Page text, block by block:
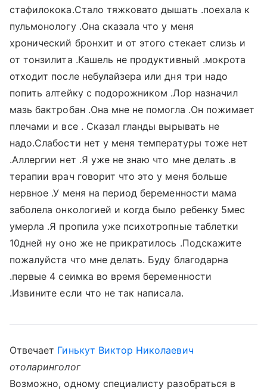
стафилокока.Стало тяжковато дышать .поехала к
пульмонологу .Она сказала что у меня
хронический бронхит и от этого стекает слизь и
от тонзилита .Кашель не продуктивный .мокрота
отходит после небулайзера или дня три надо
попить алтейку с подорожником .Лор назначил
мазь бактробан .Она мне не помогла .Он пожимает
плечами и все . Сказал гланды вырывать не
надо.Слабости нет у меня температуры тоже нет
.Аллергии нет .Я уже не знаю что мне делать .в
терапии врач говорит что это у меня больше
нервное .У меня на период беременности мама
заболела онкологией и когда было ребенку 5мес
умерла .Я пропила уже психотропные таблетки
10дней ну оно же не прикратилось .Подскажите
пожалуйста что мне делать. Буду благодарна
.первые 4 сеимка во время беременности
.Извините если что не так написала.
Отвечает Гинькут Виктор Николаевич
отоларинголог
Возможно, одному специалисту разобраться в